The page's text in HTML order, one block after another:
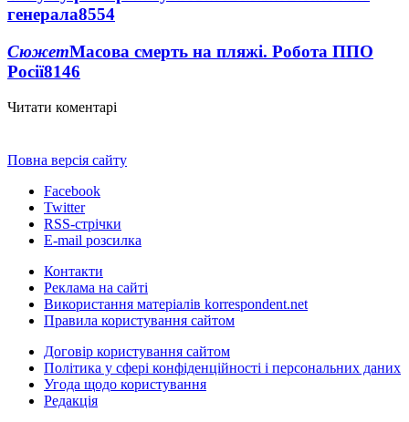
генерала8554
СюжетМасова смерть на пляжі. Робота ППО
Росії8146
Читати коментарі
Повна версія сайту
Facebook
Twitter
RSS-стрічки
E-mail розсилка
Контакти
Реклама на сайті
Використання матеріалів korrespondent.net
Правила користування сайтом
Договір користування сайтом
Політика у сфері конфіденційності і персональних даних
Угода щодо користування
Редакція